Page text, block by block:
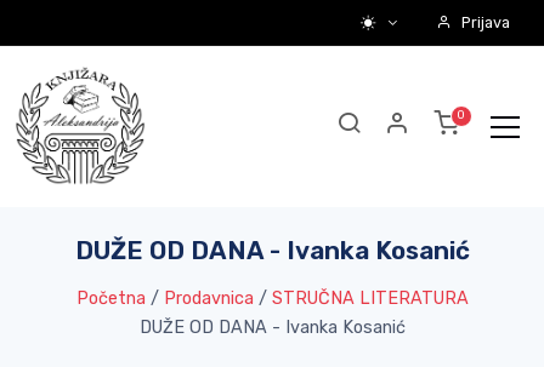
Prijava
DUŽE OD DANA - Ivanka Kosanić
Početna / Prodavnica / STRUČNA LITERATURA
DUŽE OD DANA - Ivanka Kosanić